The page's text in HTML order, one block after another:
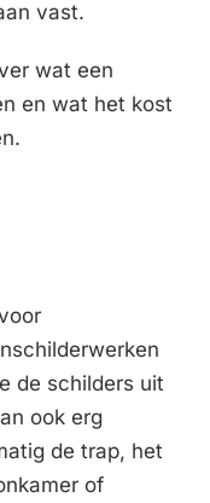
vast.
wat een
en wat het kost
de schilders uit
ook erg
de trap, het
of